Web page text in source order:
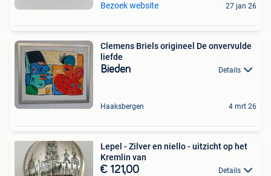
Bezoek website 27 jan 26
Clemens Briels origineel De onvervulde
liefde
Bieden Details
Haaksbergen 4 mrt 26
Lepel - Zilver en niello - uitzicht op het
Kremlin van
€ 121,00 Details